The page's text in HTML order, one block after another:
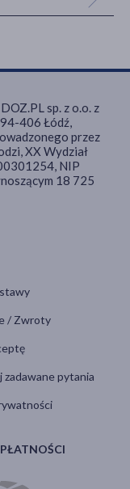
/ Zwroty
zadawane pytania
DOZ.PL sp. z o.o. z
406 Łódź,
przez
XX Wydział
NIP
18 725